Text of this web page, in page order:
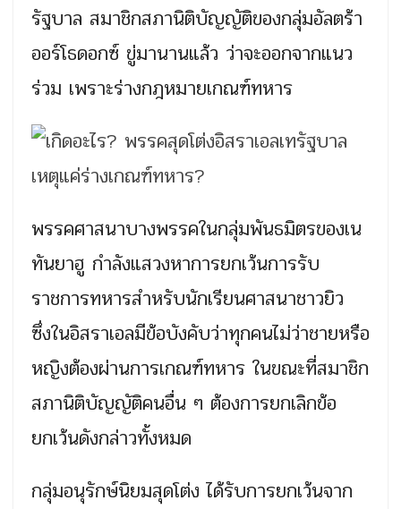
รัฐบาล สมาชิกสภานิติบัญญัติของกลุ่มอัลตร้า
ออร์โธดอกซ์ ขู่มานานแล้ว ว่าจะออกจากแนว
ร่วม เพราะร่างกฎหมายเกณฑ์ทหาร
พรรคศาสนาบางพรรคในกลุ่มพันธมิตรของเน
ทันยาฮู กำลังแสวงหาการยกเว้นการรับ
ราชการทหารสำหรับนักเรียนศาสนาชาวยิว
ซึ่งในอิสราเอลมีข้อบังคับว่าทุกคนไม่ว่าชายหรือ
หญิงต้องผ่านการเกณฑ์ทหาร ในขณะที่สมาชิก
สภานิติบัญญัติคนอื่น ๆ ต้องการยกเลิกข้อ
ยกเว้นดังกล่าวทั้งหมด
กลุ่มอนุรักษ์นิยมสุดโต่ง ได้รับการยกเว้นจาก